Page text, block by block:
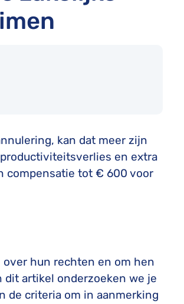
kan dat meer zijn
en extra
compensatie tot € 600 voor
hun rechten en om hen
artikel onderzoeken we je
de criteria om in aanmerking